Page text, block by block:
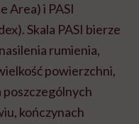
Area) i PASI
Skala PASI bierze
rumienia,
powierzchni,
poszczególnych
kończynach